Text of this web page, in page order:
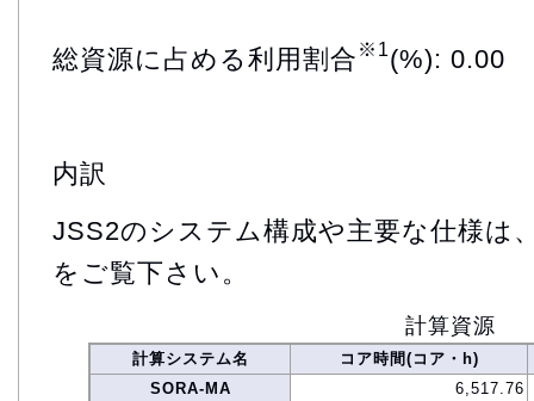
総資源に占める利用割合 ※1(%): 0.00
内訳
JSS2のシステム構成や主要な仕様は
をご覧下さい。
計算資源
計算システム名
コア時間(コア・h)
SORA-MA
6,517.76